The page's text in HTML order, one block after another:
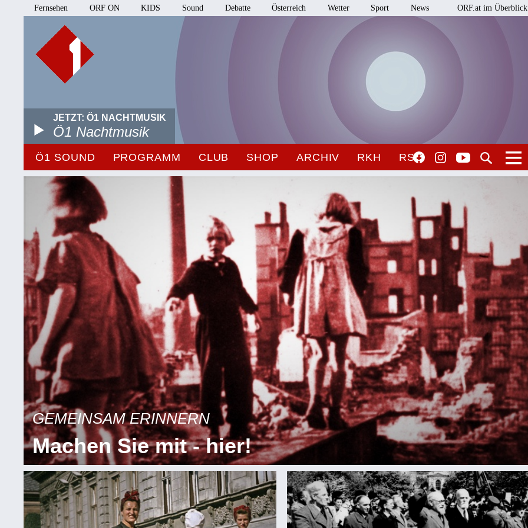
Fernsehen ORF ON KIDS Sound Debatte Österreich Wetter Sport News ORF.at im Überblick
JETZT: Ö1 NACHTMUSIK
Ö1 Nachtmusik
Ö1 SOUND PROGRAMM CLUB SHOP ARCHIV RKH RSO
GEMEINSAM ERINNERN
Machen Sie mit - hier!